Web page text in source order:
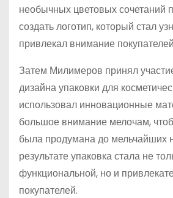
необычных цветовых сочетаний
создать логотип, который стал
привлекал внимание
Затем Милимеров принял
дизайна упаковки для
использовал инновационные
большое внимание мелочам,
была продумана до мельчайших
результате упаковка стала не
функциональной, но и
покупателей.